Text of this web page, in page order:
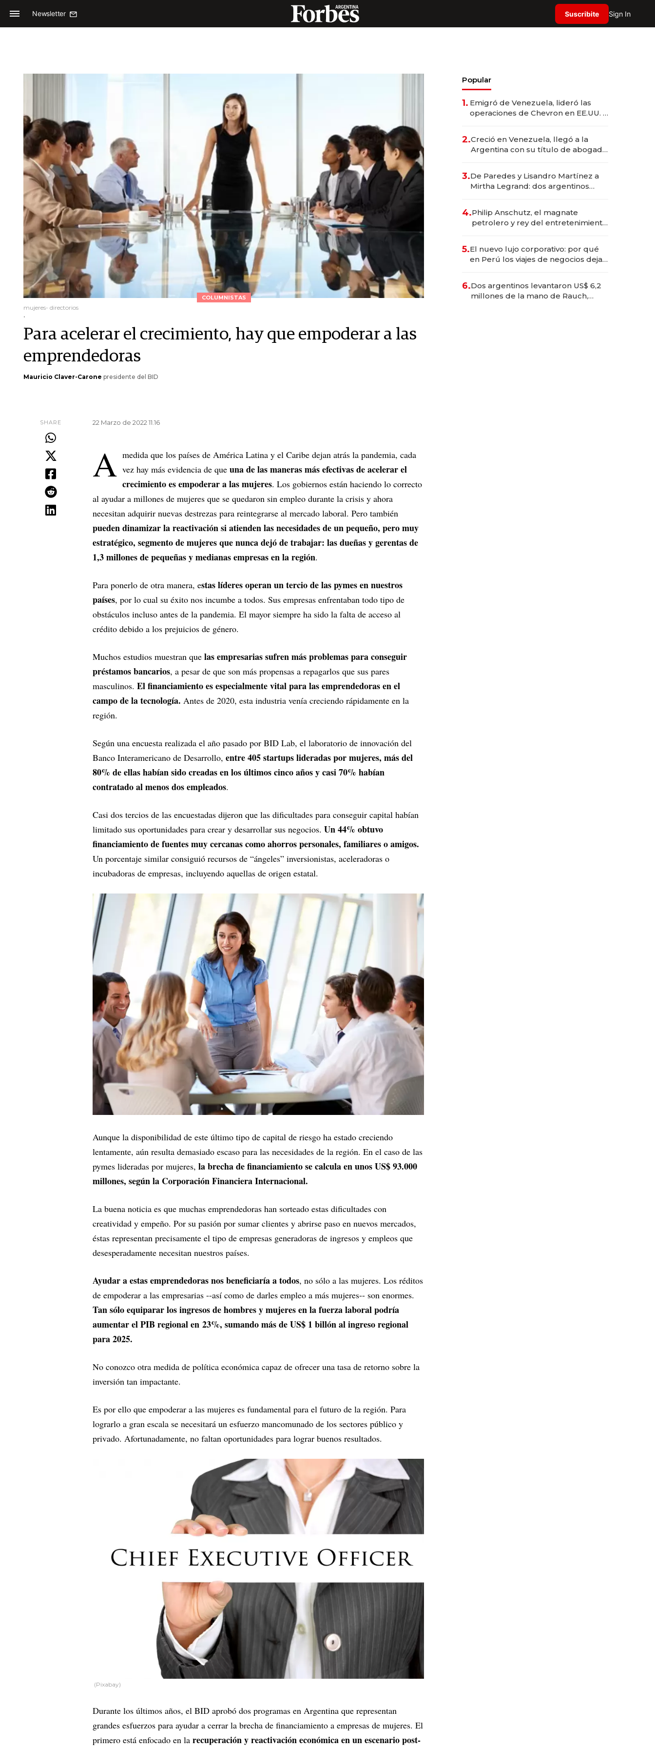
Newsletter Suscribite Sign In
COLUMNISTAS
mujeres- directorios
.
Para acelerar el crecimiento, hay que empoderar a las
emprendedoras
Mauricio Claver-Carone presidente del BID
SHARE 22 Marzo de 2022 11.16
A medida que los países de América Latina y el Caribe dejan atrás la pandemia, cada
vez hay más evidencia de que una de las maneras más efectivas de acelerar el
crecimiento es empoderar a las mujeres. Los gobiernos están haciendo lo correcto
al ayudar a millones de mujeres que se quedaron sin empleo durante la crisis y ahora
necesitan adquirir nuevas destrezas para reintegrarse al mercado laboral. Pero también
pueden dinamizar la reactivación si atienden las necesidades de un pequeño, pero muy
estratégico, segmento de mujeres que nunca dejó de trabajar: las dueñas y gerentas de
1,3 millones de pequeñas y medianas empresas en la región.
Para ponerlo de otra manera, estas líderes operan un tercio de las pymes en nuestros
países, por lo cual su éxito nos incumbe a todos. Sus empresas enfrentaban todo tipo de
obstáculos incluso antes de la pandemia. El mayor siempre ha sido la falta de acceso al
crédito debido a los prejuicios de género.
Muchos estudios muestran que las empresarias sufren más problemas para conseguir
préstamos bancarios, a pesar de que son más propensas a repagarlos que sus pares
masculinos. El financiamiento es especialmente vital para las emprendedoras en el
campo de la tecnología. Antes de 2020, esta industria venía creciendo rápidamente en la
región.
Según una encuesta realizada el año pasado por BID Lab, el laboratorio de innovación del
Banco Interamericano de Desarrollo, entre 405 startups lideradas por mujeres, más del
80% de ellas habían sido creadas en los últimos cinco años y casi 70% habían
contratado al menos dos empleados.
Casi dos tercios de las encuestadas dijeron que las dificultades para conseguir capital habían
limitado sus oportunidades para crear y desarrollar sus negocios. Un 44% obtuvo
financiamiento de fuentes muy cercanas como ahorros personales, familiares o amigos.
Un porcentaje similar consiguió recursos de “ángeles” inversionistas, aceleradoras o
incubadoras de empresas, incluyendo aquellas de origen estatal.
Aunque la disponibilidad de este último tipo de capital de riesgo ha estado creciendo
lentamente, aún resulta demasiado escaso para las necesidades de la región. En el caso de las
pymes lideradas por mujeres, la brecha de financiamiento se calcula en unos US$ 93.000
millones, según la Corporación Financiera Internacional.
La buena noticia es que muchas emprendedoras han sorteado estas dificultades con
creatividad y empeño. Por su pasión por sumar clientes y abrirse paso en nuevos mercados,
éstas representan precisamente el tipo de empresas generadoras de ingresos y empleos que
desesperadamente necesitan nuestros países.
Ayudar a estas emprendedoras nos beneficiaría a todos, no sólo a las mujeres. Los réditos
de empoderar a las empresarias --así como de darles empleo a más mujeres-- son enormes.
Tan sólo equiparar los ingresos de hombres y mujeres en la fuerza laboral podría
aumentar el PIB regional en 23%, sumando más de US$ 1 billón al ingreso regional
para 2025.
No conozco otra medida de política económica capaz de ofrecer una tasa de retorno sobre la
inversión tan impactante.
Es por ello que empoderar a las mujeres es fundamental para el futuro de la región. Para
lograrlo a gran escala se necesitará un esfuerzo mancomunado de los sectores público y
privado. Afortunadamente, no faltan oportunidades para lograr buenos resultados.
(Pixabay)
Durante los últimos años, el BID aprobó dos programas en Argentina que representan
grandes esfuerzos para ayudar a cerrar la brecha de financiamiento a empresas de mujeres. El
primero está enfocado en la recuperación y reactivación económica en un escenario post-
Popular
1. Emigró de Venezuela, lideró las
operaciones de Chevron en EE.UU. y
2.Creció en Venezuela, llegó a la
Argentina con su título de abogado
marcas "fast premium"
3.De Paredes y Lisandro Martínez a
Mirtha Legrand: dos argentinos
4.Philip Anschutz, el magnate
petrolero y rey del entretenimiento
5.El nuevo lujo corporativo: por qué
en Perú los viajes de negocios dejan
en experiencias transformadoras
6.Dos argentinos levantaron US$ 6,2
millones de la mano de Rauch,